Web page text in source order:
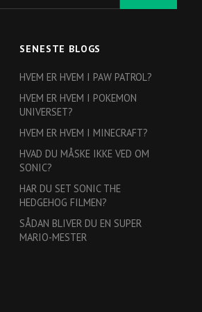
SENESTE BLOGS
HVEM ER HVEM I PAW PATROL?
HVEM ER HVEM I POKEMON
UNIVERSET?
HVEM ER HVEM I MINECRAFT?
HVAD DU MÅSKE IKKE VED OM
SONIC?
HAR DU SET SONIC THE
HEDGEHOG FILMEN?
SÅDAN BLIVER DU EN SUPER
MARIO-MESTER